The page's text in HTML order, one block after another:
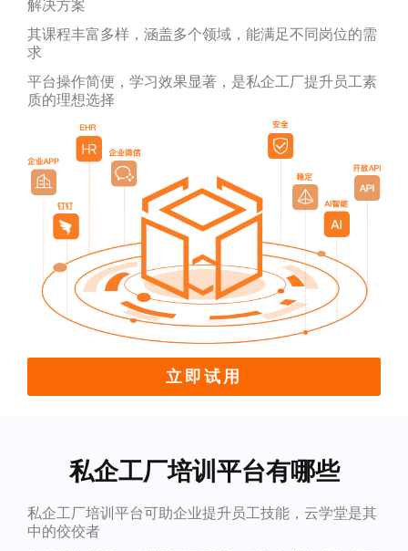
解决方案
其课程丰富多样，涵盖多个领域，能满足不同岗位的需
求
平台操作简便，学习效果显著，是私企工厂提升员工素
质的理想选择
立即试用
私企工厂培训平台有哪些
私企工厂培训平台可助企业提升员工技能，云学堂是其
中的佼佼者